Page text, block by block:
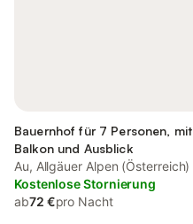
Bauernhof für 7 Personen, mit
Balkon und Ausblick
Au, Allgäuer Alpen (Österreich)
Kostenlose Stornierung
ab72 €pro Nacht